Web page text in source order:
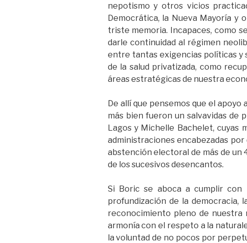
nepotismo y otros vicios
Democrática, la Nueva Mayoría y
triste memoria. Incapaces, como
darle continuidad al régimen
entre tantas exigencias políticas y
de la salud privatizada, como
áreas estratégicas de nuestra
De allí que pensemos que el
más bien fueron un salvavidas de
Lagos y Michelle Bachelet, cuyas
administraciones encabezadas
abstención electoral de más de un
de los sucesivos desencantos.
Si Boric se aboca a cumplir
profundización de la democracia,
reconocimiento pleno de nuestra
armonía con el respeto a la
la voluntad de no pocos por